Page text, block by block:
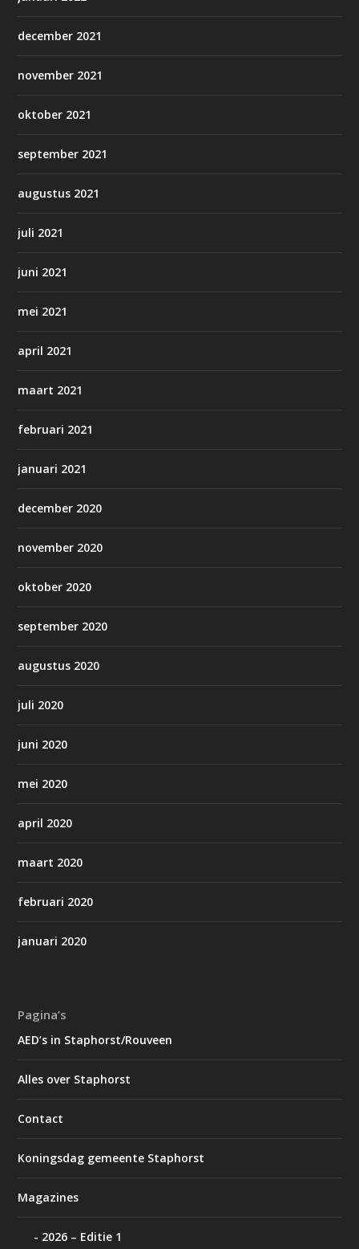
december 2021
november 2021
oktober 2021
september 2021
augustus 2021
juli 2021
juni 2021
mei 2021
april 2021
maart 2021
februari 2021
januari 2021
december 2020
november 2020
oktober 2020
september 2020
augustus 2020
juli 2020
juni 2020
mei 2020
april 2020
maart 2020
februari 2020
januari 2020
Pagina’s
AED’s in Staphorst/Rouveen
Alles over Staphorst
Contact
Koningsdag gemeente Staphorst
Magazines
2026 – Editie 1